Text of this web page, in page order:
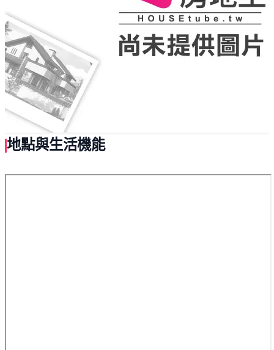
地點與生活機能